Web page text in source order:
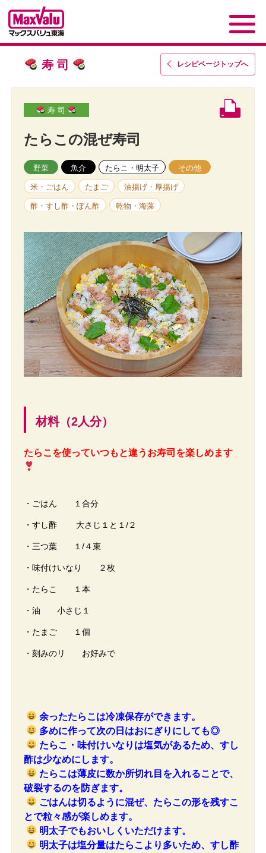
レシピページトップへ
寿 司
寿 司
たらこの混ぜ寿司
野菜 魚介 たらこ・明太子 その他
米・ごはん たまご 油揚げ・厚揚げ
酢・すし酢・ぽん酢 乾物・海藻
材料（2人分）
たらこを使っていつもと違うお寿司を楽しめます
・ごはん １合分
・すし酢 大さじ１と１/２
・三つ葉 １/４束
・味付けいなり ２枚
・たらこ １本
・油 小さじ１
・たまご １個
・刻みのリ お好みで
余ったたらこは冷凍保存ができます。
多めに作って次の日はおにぎりにしても◎
たらこ・味付けいなりは塩気があるため、すし
酢は少なめにします。
たらこは薄皮に数か所切れ目を入れることで、
破裂するのを防ぎます。
ごはんは切るように混ぜ、たらこの形を残すこ
とで粒々感が楽しめます。
明太子でもおいしくいただけます。
明太子は塩分量はたらこより多いため、すし酢